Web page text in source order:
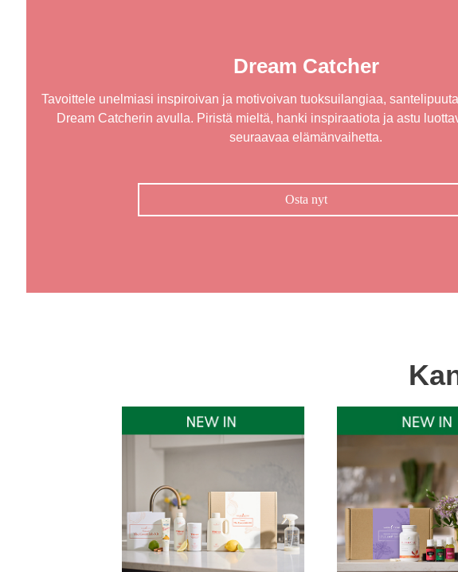
Dream Catcher
Tavoittele unelmiasi inspiroivan ja motivoivan tuoksuilangiaa,
Dream Catcherin avulla. Piristä mieltä, hanki inspiraatiota ja astu
seuraavaa elämänvaihetta.
Osta nyt